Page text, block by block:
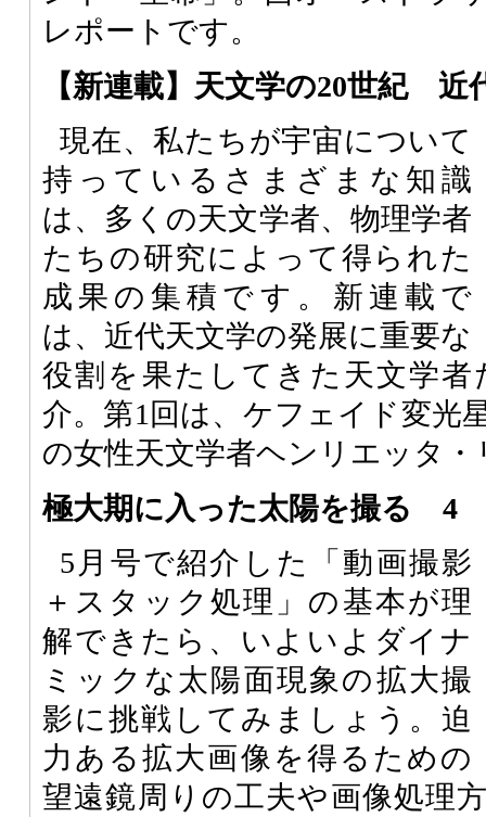
レポートです。
【新連載】天文学の20世紀 近
現在、私たちが宇宙について
持っているさまざまな知識
は、多くの天文学者、物理学者
たちの研究によって得られた
成果の集積です。新連載で
は、近代天文学の発展に重要な
役割を果たしてきた天文学
介。第1回は、ケフェイド変光
の女性天文学者ヘンリエッタ
極大期に入った太陽を撮る 4
5月号で紹介した「動画撮影
＋スタック処理」の基本が理
解できたら、いよいよダイナ
ミックな太陽面現象の拡大撮
影に挑戦してみましょう。迫
力ある拡大画像を得るための
望遠鏡周りの工夫や画像処理